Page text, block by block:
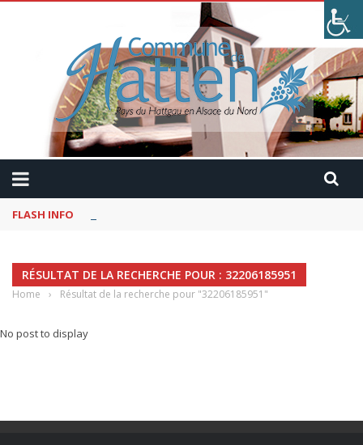
FLASH INFO
RÉSULTAT DE LA RECHERCHE POUR : 32206185951
Home › Résultat de la recherche pour "32206185951"
No post to display